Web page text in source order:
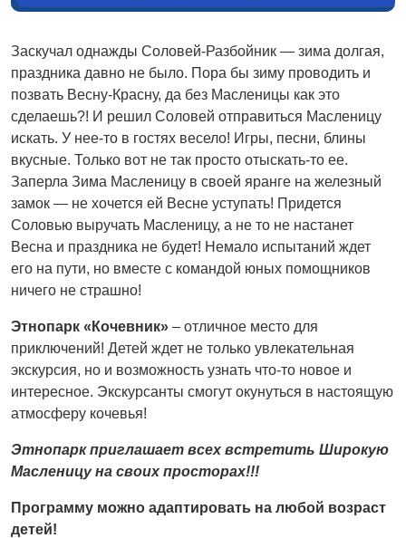
Заскучал однажды Соловей-Разбойник — зима долгая,
праздника давно не было. Пора бы зиму проводить и
позвать Весну-Красну, да без Масленицы как это
сделаешь?! И решил Соловей отправиться Масленицу
искать. У нее-то в гостях весело! Игры, песни, блины
вкусные. Только вот не так просто отыскать-то ее.
Заперла Зима Масленицу в своей яранге на железный
замок — не хочется ей Весне уступать! Придется
Соловью выручать Масленицу, а не то не настанет
Весна и праздника не будет! Немало испытаний ждет
его на пути, но вместе с командой юныx помощников
ничего не страшно!
Этнопарк «Кочевник» – отличное место для
приключений! Детей ждет не только увлекательная
экскурсия, но и возможность узнать что-то новое и
интересное. Экскурсанты смогут окунуться в настоящую
атмосферу кочевья!
Этнопарк приглашает всеx встретить Широкую
Масленицу на своиx простораx!!!
Программу можно адаптировать на любой возраст
детей!